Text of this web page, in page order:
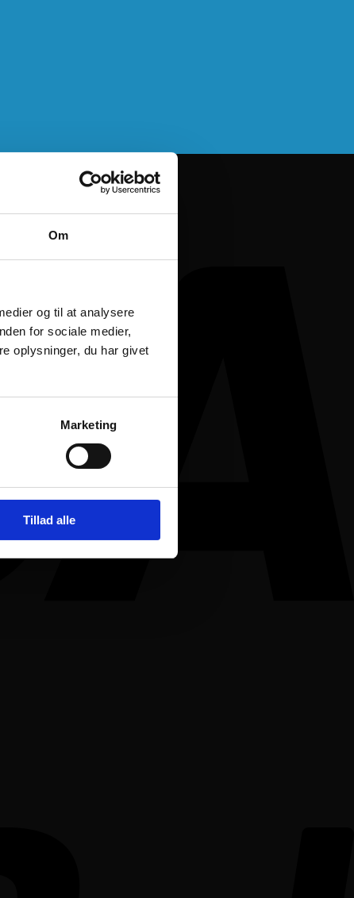
Om
og til at analysere
for sociale medier,
oplysninger, du har givet
Marketing
Tillad alle